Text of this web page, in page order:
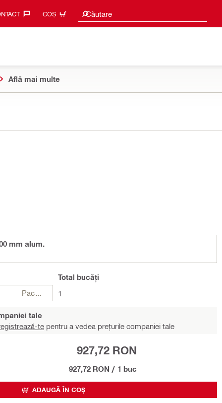
COȘ Căutare
Caută sugestii
Află mai multe
mm alum.
Total bucăți
1
tale
te pentru a vedea prețurile companiei tale
927,72 RON
927,72 RON / 1 buc
ADAUGĂ ÎN COȘ